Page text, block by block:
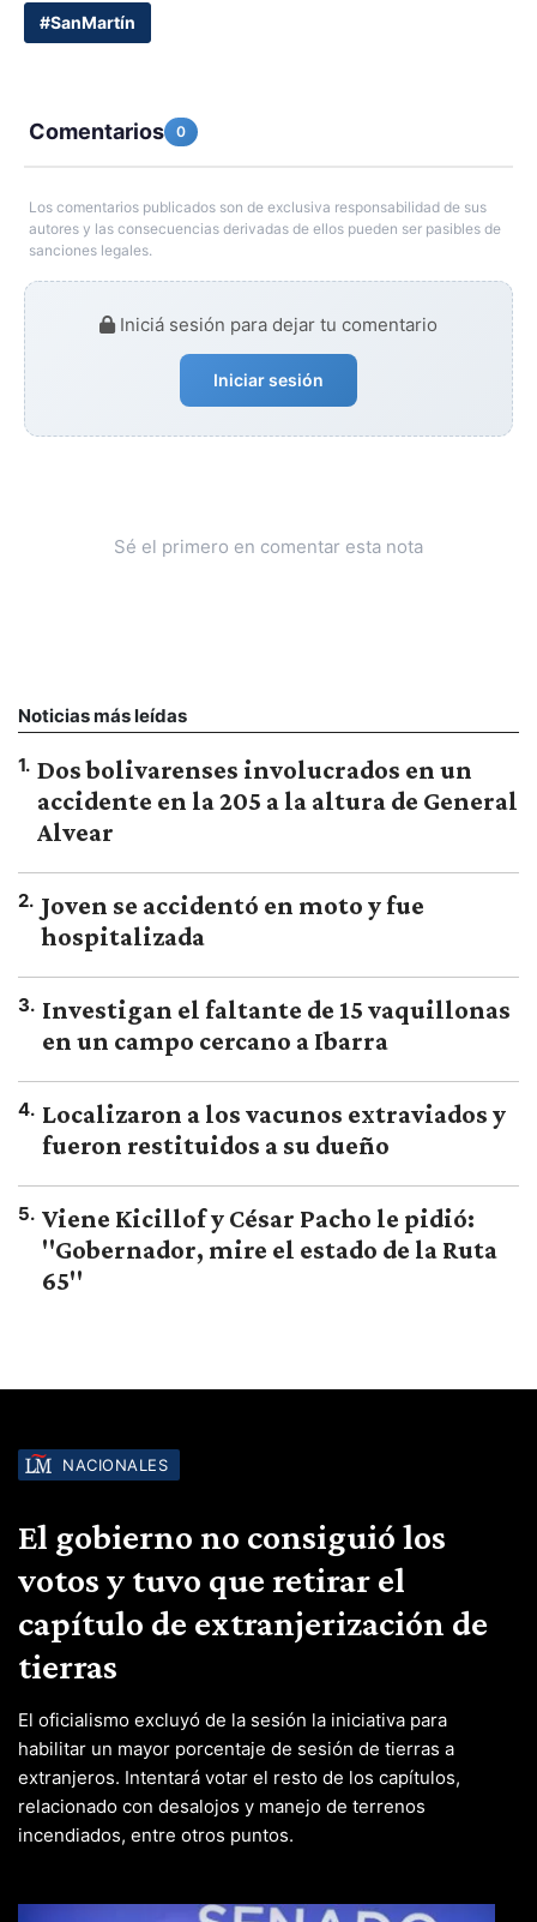
#SanMartín
Comentarios 0
Los comentarios publicados son de exclusiva responsabilidad de sus
autores y las consecuencias derivadas de ellos pueden ser pasibles de
sanciones legales.
Iniciá sesión para dejar tu comentario
Iniciar sesión
Sé el primero en comentar esta nota
Noticias más leídas
1. Dos bolivarenses involucrados en un
accidente en la 205 a la altura de General
Alvear
2. Joven se accidentó en moto y fue
hospitalizada
3. Investigan el faltante de 15 vaquillonas
en un campo cercano a Ibarra
4. Localizaron a los vacunos extraviados y
fueron restituidos a su dueño
5. Viene Kicillof y César Pacho le pidió:
"Gobernador, mire el estado de la Ruta
65"
NACIONALES
El gobierno no consiguió los
votos y tuvo que retirar el
capítulo de extranjerización de
tierras
El oficialismo excluyó de la sesión la iniciativa para
habilitar un mayor porcentaje de sesión de tierras a
extranjeros. Intentará votar el resto de los capítulos,
relacionado con desalojos y manejo de terrenos
incendiados, entre otros puntos.